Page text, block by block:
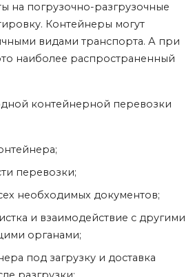
на погрузочно-разгрузочные
Контейнеры могут
видами транспорта. А при
наиболее распространенный
контейнерной перевозки
перевозки;
необходимых документов;
и взаимодействие с другими
органами;
под загрузку и доставка